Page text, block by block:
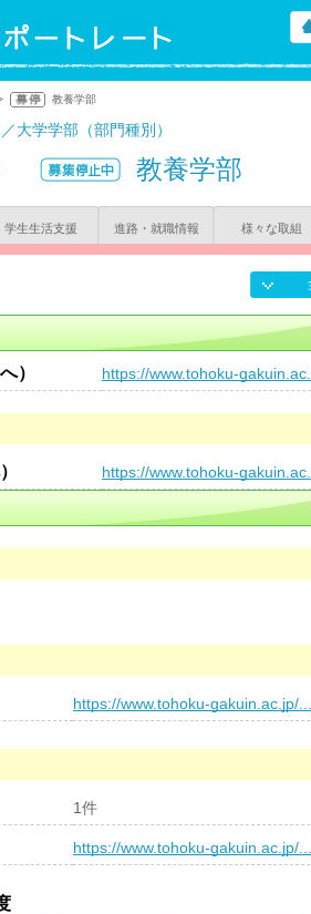
教養学部
大学学部（部門種別）
教養学部
学生生活支援 進路・就職情報 様々な取組
）
https://www.tohoku-gakuin.ac...
https://www.tohoku-gakuin.ac...
https://www.tohoku-gakuin.ac.jp/...
1件
https://www.tohoku-gakuin.ac.jp/...